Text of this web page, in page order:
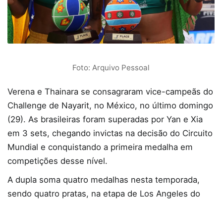
Foto: Arquivo Pessoal
Verena e Thainara se consagraram vice-campeãs do
Challenge de Nayarit, no México, no último domingo
(29). As brasileiras foram superadas por Yan e Xia
em 3 sets, chegando invictas na decisão do Circuito
Mundial e conquistando a primeira medalha em
competições desse nível.
A dupla soma quatro medalhas nesta temporada,
sendo quatro pratas, na etapa de Los Angeles do